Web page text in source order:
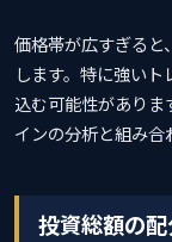
価格帯が広すぎる
します。特に強い
込む可能性があり
インの分析と組み合
投資総額の